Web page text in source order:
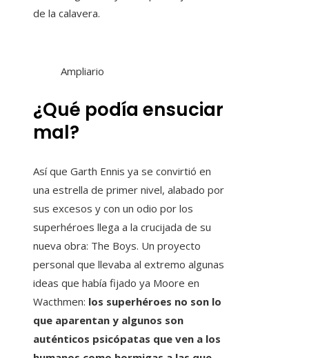
de la calavera.
Ampliario
¿Qué podía ensuciar
mal?
Así que Garth Ennis ya se convirtió en
una estrella de primer nivel, alabado por
sus excesos y con un odio por los
superhéroes llega a la crucijada de su
nueva obra: The Boys. Un proyecto
personal que llevaba al extremo algunas
ideas que había fijado ya Moore en
Wacthmen: los superhéroes no son lo
que aparentan y algunos son
auténticos psicópatas que ven a los